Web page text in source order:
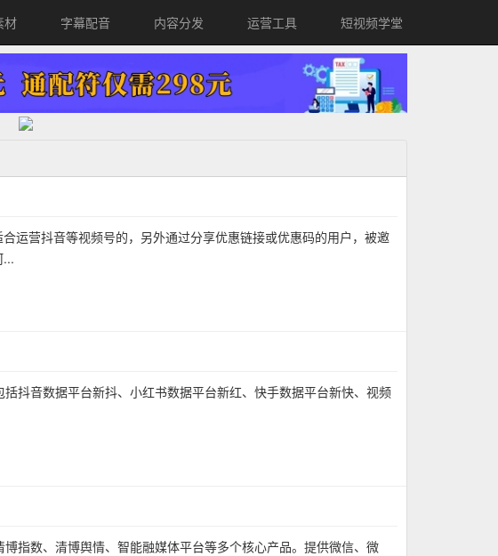
材 字幕配音 内容分发 运营工具 短视频学堂
运营抖音等视频号的，另外通过分享优惠链接或优惠码的用户，被邀
...
抖音数据平台新抖、小红书数据平台新红、快手数据平台新快、视频
指数、清博舆情、智能融媒体平台等多个核心产品。提供微信、微